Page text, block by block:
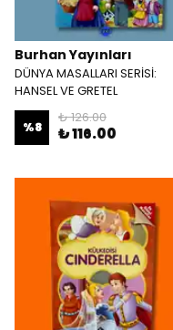
Burhan Yayınları
DÜNYA MASALLARI SERİSİ:
HANSEL VE GRETEL
%8
₺ 126.00
₺ 116.00